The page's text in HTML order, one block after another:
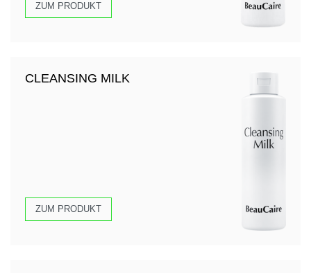
ZUM PRODUKT
CLEANSING MILK
ZUM PRODUKT